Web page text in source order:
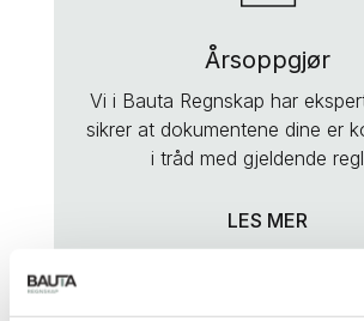
Årsoppgjør
Vi i Bauta Regnskap har
sikrer at dokumentene dine er
i tråd med gjeldende
LES MER